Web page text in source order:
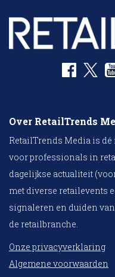
Over RetailTrends
RetailTrends Media is
voor professionals in
dagelijkse actualiteit
met diverse retailevents
signaleren en duiden
de retailbranche.
Onze privacyverklaring
Algemene voorwaarden